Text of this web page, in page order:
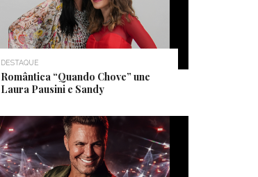
DESTAQUE
Romântica “Quando Chove” une
Laura Pausini e Sandy